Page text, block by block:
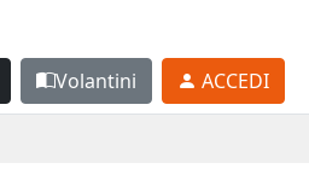
Volantini ACCEDI